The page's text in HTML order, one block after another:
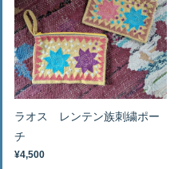
ラオス レンテン族刺繍ポー
チ
¥4,500